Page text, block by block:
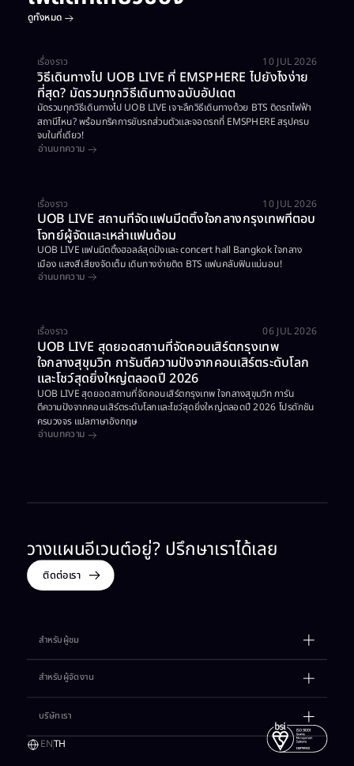
ดูทั้งหมด
เรื่องราว 10 JUL 2026
วิธีเดินทางไป UOB LIVE ที่ EMSPHERE ไปยังไงง่าย
ที่สุด? มัดรวมทุกวิธีเดินทางฉบับอัปเดต
มัดรวมทุกวิธีเดินทางไป UOB LIVE เจาะลึกวิธีเดินทางด้วย BTS ติดรถไฟฟ้า
สถานีไหน? พร้อมทริคการขับรถส่วนตัวและจอดรถที่ EMSPHERE สรุปครบ
จบในที่เดียว!
อ่านบทความ
เรื่องราว 10 JUL 2026
UOB LIVE สถานที่จัดแฟนมีตติ้งใจกลางกรุงเทพที่ตอบ
โจทย์ผู้จัดและเหล่าแฟนด้อม
UOB LIVE แฟนมีตติ้งฮอลล์สุดปังและ concert hall Bangkok ใจกลาง
เมือง แสงสีเสียงจัดเต็ม เดินทางง่ายติด BTS แฟนคลับฟินแน่นอน!
อ่านบทความ
เรื่องราว 06 JUL 2026
UOB LIVE สุดยอดสถานที่จัดคอนเสิร์ตกรุงเทพ
ใจกลางสุขุมวิท การันตีความปังจากคอนเสิร์ตระดับโลก
และโชว์สุดยิ่งใหญ่ตลอดปี 2026
UOB LIVE สุดยอดสถานที่จัดคอนเสิร์ตกรุงเทพ ใจกลางสุขุมวิท การัน
ตีความปังจากคอนเสิร์ตระดับโลกและโชว์สุดยิ่งใหญ่ตลอดปี 2026 โปรดักชัน
ครบวงจร แปลภาษาอังกฤษ
อ่านบทความ
วางแผนอีเวนต์อยู่? ปรึกษาเราได้เลย​
ติดต่อเรา
สำหรับผู้ชม​
ตารางกิจกรรม​
เรื่องราวต่างๆ​
วางแผนการเดินทาง​
แจ้งของหาย​
สำหรับผู้จัดงาน
เช่าสถานที่​
แกลเลอรี​
บริษัทเรา​
แรงบันดาลใจ​
ENTH